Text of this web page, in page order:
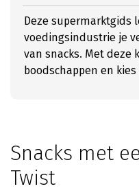
Deze supermarktgids
voedingsindustrie je
van snacks. Met deze
boodschappen en
Snacks met
Twist